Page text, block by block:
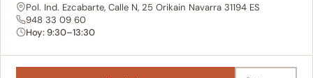
Pol. Ind. Ezcabarte, Calle N, 25 Orikain Navarra 31194 ES
948 33 09 60
Hoy: 9:30–13:30